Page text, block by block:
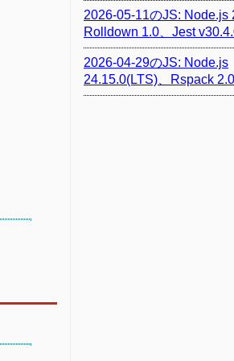
2026-05-11のJS: Node.js
Rolldown 1.0、Jest
2026-04-29のJS: Node.js
24.15.0(LTS)、Rspack